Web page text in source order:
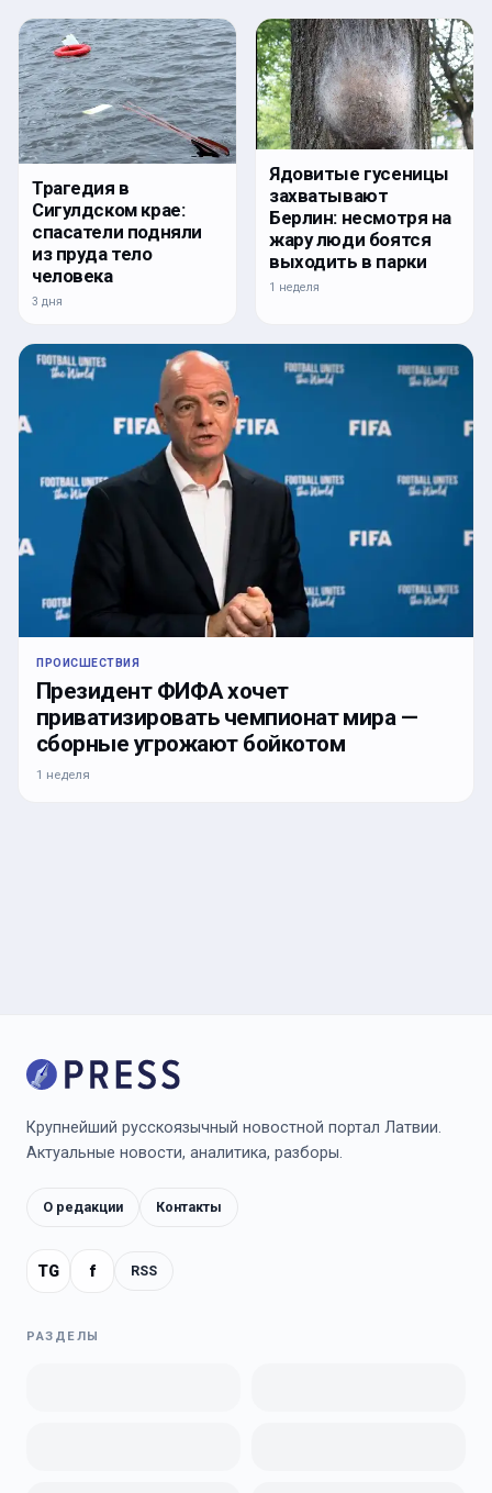
Трагедия в
Сигулдском крае:
спасатели подняли
из пруда тело
человека
3 дня
Ядовитые гусеницы
захватывают
Берлин: несмотря на
жару люди боятся
выходить в парки
1 неделя
ПРОИСШЕСТВИЯ
Президент ФИФА хочет
приватизировать чемпионат мира —
сборные угрожают бойкотом
1 неделя
Крупнейший русскоязычный новостной портал Латвии.
Актуальные новости, аналитика, разборы.
О редакции Контакты
TG f RSS
РАЗДЕЛЫ